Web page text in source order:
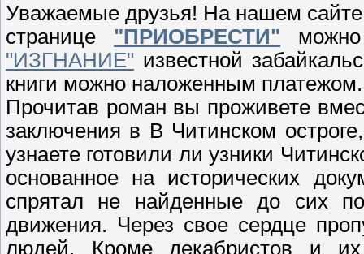
Уважаемые друзья! На нашем
странице "ПРИОБРЕСТИ"
"ИЗГНАНИЕ" известной
книги можно наложенным платежом.
Прочитав роман вы проживете
заключения в В Читинском
узнаете готовили ли узники
основанное на исторических
спрятал не найденные до сих
движения. Через свое сердце
людей. Кроме декабристов и